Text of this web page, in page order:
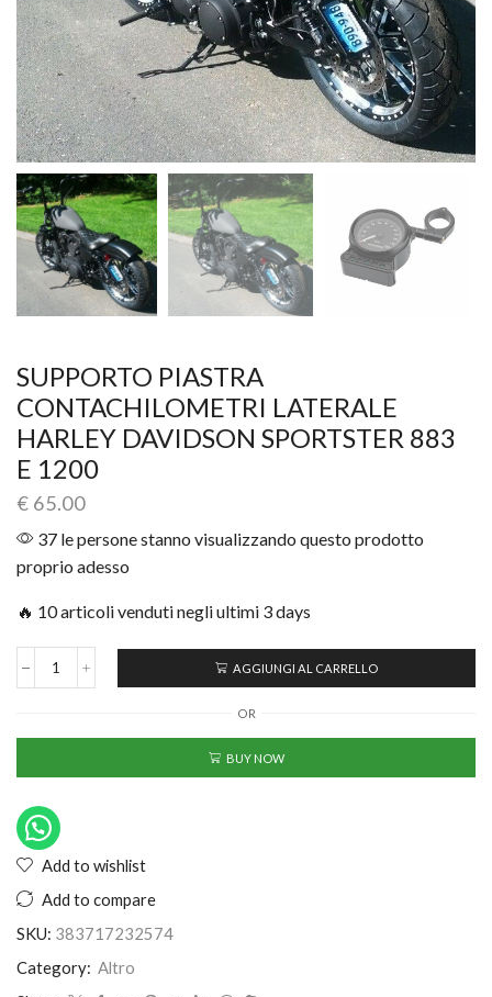
SUPPORTO PIASTRA
CONTACHILOMETRI LATERALE
HARLEY DAVIDSON SPORTSTER 883
E 1200
€ 65.00
37 le persone stanno visualizzando questo prodotto
proprio adesso
🔥 10 articoli venduti negli ultimi 3 days
AGGIUNGI AL CARRELLO
OR
BUY NOW
Add to wishlist
Add to compare
SKU: 383717232574
Category: Altro